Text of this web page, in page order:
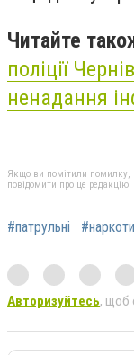
Читайте
поліції
ненадання
Якщо ви помітили помилку,
повідомити про це редакцію
#патрульні
Авторизуйтесь, щоб